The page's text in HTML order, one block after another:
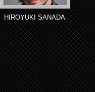
HIROYUKI SANADA